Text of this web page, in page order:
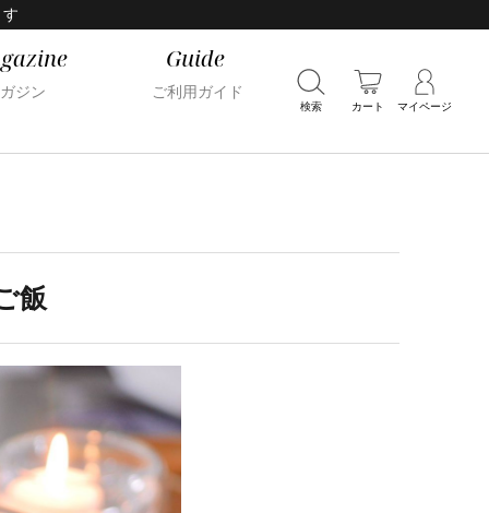
ジン
Guide
ご利用ガイド
検索 カート マイページ
飯